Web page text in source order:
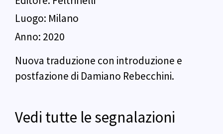
Luogo: Milano
Anno: 2020
Nuova traduzione con introduzione e
postfazione di Damiano Rebecchini.
Vedi tutte le segnalazioni